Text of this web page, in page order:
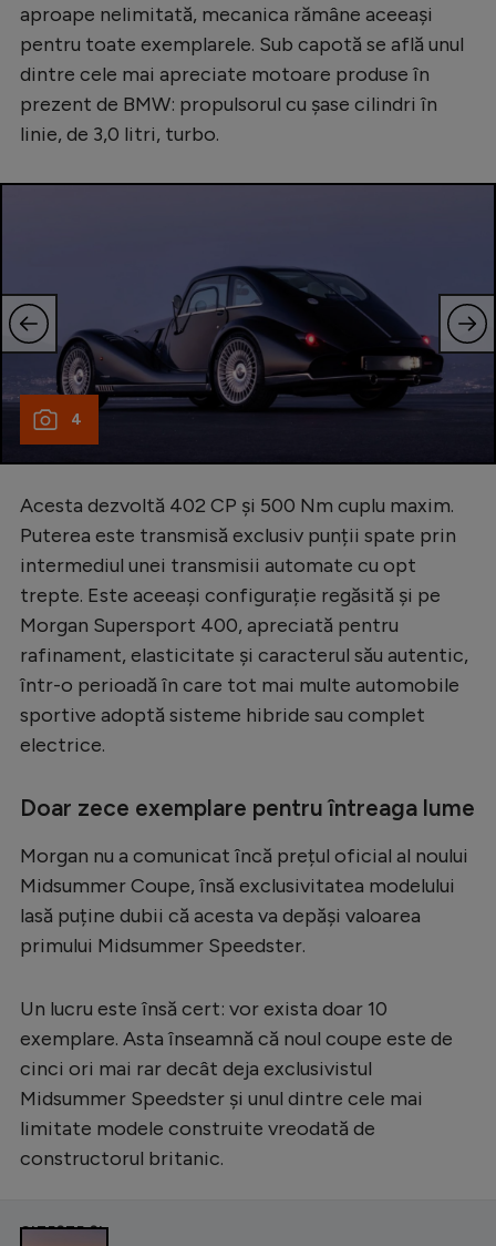
aproape nelimitată, mecanica rămâne aceeași
pentru toate exemplarele. Sub capotă se află unul
dintre cele mai apreciate motoare produse în
prezent de BMW: propulsorul cu șase cilindri în
linie, de 3,0 litri, turbo.
4
Acesta dezvoltă 402 CP și 500 Nm cuplu maxim.
Puterea este transmisă exclusiv punții spate prin
intermediul unei transmisii automate cu opt
trepte. Este aceeași configurație regăsită și pe
Morgan Supersport 400, apreciată pentru
rafinament, elasticitate și caracterul său autentic,
într-o perioadă în care tot mai multe automobile
sportive adoptă sisteme hibride sau complet
electrice.
Doar zece exemplare pentru întreaga lume
Morgan nu a comunicat încă prețul oficial al noului
Midsummer Coupe, însă exclusivitatea modelului
lasă puține dubii că acesta va depăși valoarea
primului Midsummer Speedster.
Un lucru este însă cert: vor exista doar 10
exemplare. Asta înseamnă că noul coupe este de
cinci ori mai rar decât deja exclusivistul
Midsummer Speedster și unul dintre cele mai
limitate modele construite vreodată de
constructorul britanic.
CITEȘTE ȘI